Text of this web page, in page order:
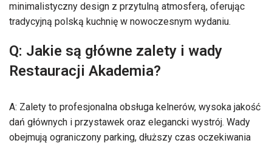
minimalistyczny design z przytulną atmosferą, oferując
tradycyjną polską kuchnię w nowoczesnym wydaniu.
Q: Jakie są główne zalety i wady
Restauracji Akademia?
A: Zalety to profesjonalna obsługa kelnerów, wysoka jakość
dań głównych i przystawek oraz elegancki wystrój. Wady
obejmują ograniczony parking, dłuższy czas oczekiwania